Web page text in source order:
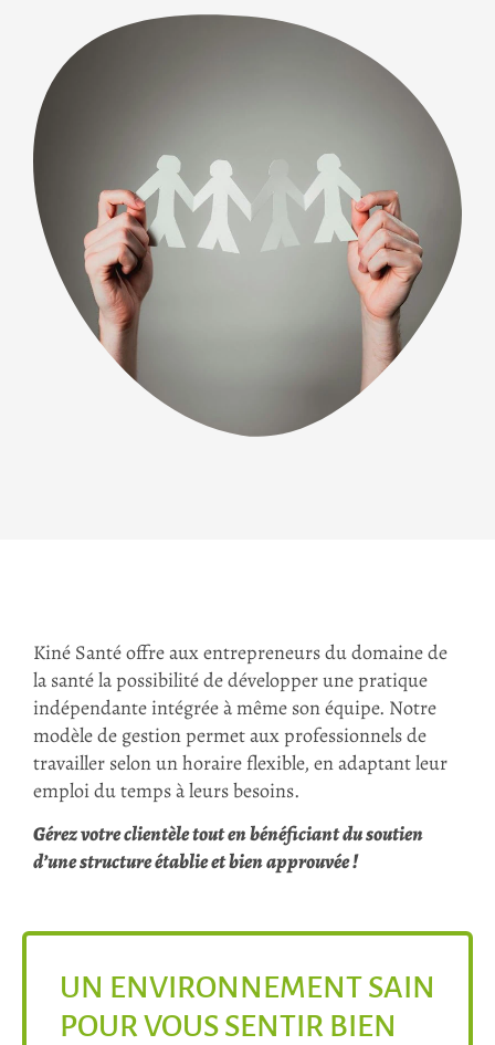
Kiné Santé offre aux entrepreneurs du domaine de
la santé la possibilité de développer une pratique
indépendante intégrée à même son équipe. Notre
modèle de gestion permet aux professionnels de
travailler selon un horaire flexible, en adaptant leur
emploi du temps à leurs besoins.
Gérez votre clientèle tout en bénéficiant du soutien
d’une structure établie et bien approuvée !
UN ENVIRONNEMENT SAIN
POUR VOUS SENTIR BIEN